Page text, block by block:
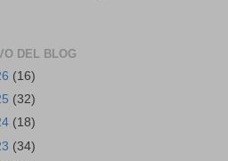
DEL BLOG
(16)
(32)
(18)
(34)